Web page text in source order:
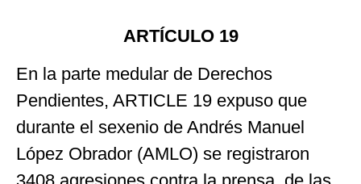
ARTÍCULO 19
En la parte medular de Derechos
Pendientes, ARTICLE 19 expuso que
durante el sexenio de Andrés Manuel
López Obrador (AMLO) se registraron